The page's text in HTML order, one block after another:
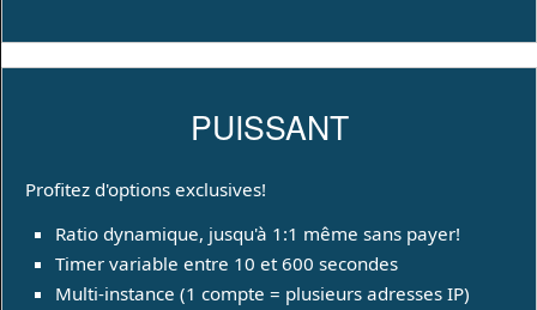
PUISSANT
Profitez d'options exclusives!
Ratio dynamique, jusqu'à 1:1 même sans payer!
Timer variable entre 10 et 600 secondes
Multi-instance (1 compte = plusieurs adresses IP)